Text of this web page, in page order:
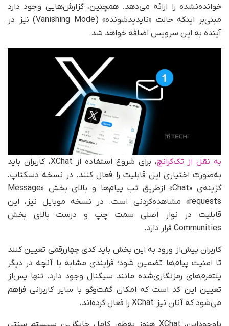
خوانده‌نشده را ارائه می‌دهد. همچنین، گزارش‌هایی وجود دارد
مبنی‌بر اینکه حالت «ناپدیدشونده» (Vanishing Mode) نیز در
آینده به این سرویس اضافه خواهد شد.
به نقل از تک‌کرانچ
، برای شروع استفاده از XChat، کاربران باید
به‌صورت اختیاری این قابلیت را فعال کنند. در نسخه دسکتاپ،
گزینه‌ی «Chat» ازطریق تب پیام‌ها و بالای بخش «Message
requests» مشاهده‌کردنی است. در نسخه موبایل نیز، این
قابلیت در نوار اصلی سمت چپ و درست بالای بخش
Communities قرار دارد.
کاربران پیش‌از ورود به این بخش باید کدی چهاررقمی تعیین کنند
تا امنیت پیام‌ها تضمین شود؛ فرایندی مشابه با آنچه در دیگر
پلتفرم‌های رمزنگاری‌شده مانند سیگنال وجود دارد. تنها پس‌از
تعیین این کد است که امکان گفت‌وگو با سایر کاربرانی فراهم
می‌شود که آنان نیز XChat را فعال کرده‌اند.